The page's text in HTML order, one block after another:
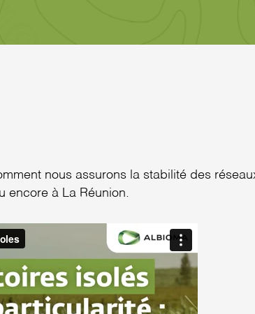
nous assurons la stabilité des
encore à La Réunion.